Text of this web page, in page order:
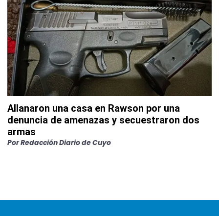
Allanaron una casa en Rawson por una
denuncia de amenazas y secuestraron dos
armas
PorRedacción Diario de Cuyo